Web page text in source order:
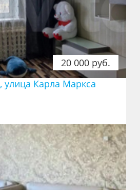
20 000 руб.
улица Карла Маркса